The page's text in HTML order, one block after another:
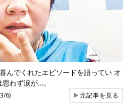
んでくれたエピソードを語ってい オ
わず涙が…。
6) ▶元記事を見る